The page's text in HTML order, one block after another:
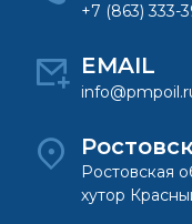
+7 (863) 333-
EMAIL
Ростовская
хутор